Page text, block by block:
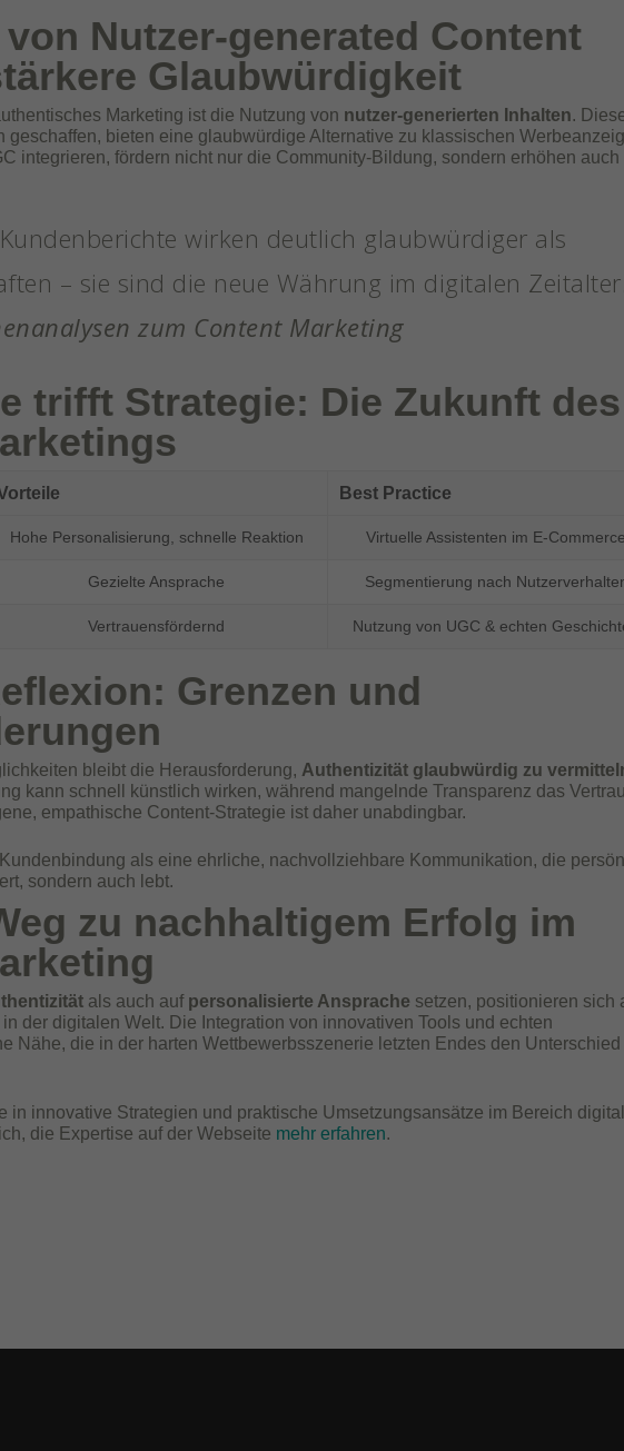
Nutzer-generated Content
Glaubwürdigkeit
Marketing ist die Nutzung von nutzer-generierten Inhalten.
geschaffen, bieten eine glaubwürdige Alternative zu klassischen
integrieren, fördern nicht nur die Community-Bildung, sondern erhöhen auch
wirken deutlich glaubwürdiger als
– sie sind die neue Währung im digitalen
zum Content Marketing
trifft Strategie: Die Zukunft des
Best Practice
Hohe Personalisierung, schnelle Reaktion Virtuelle Assistenten im E-Commerce
Gezielte Ansprache Segmentierung nach
Vertrauensfördernd Nutzung von UGC & echten
Grenzen und
bleibt die Herausforderung, Authentizität glaubwürdig zu
kann schnell künstlich wirken, während mangelnde Transparenz das
empathische Content-Strategie ist daher unabdingbar.
als eine ehrliche, nachvollziehbare Kommunikation, die
sondern auch lebt.
zu nachhaltigem Erfolg im
als auch auf personalisierte Ansprache setzen, positionieren sich
der digitalen Welt. Die Integration von innovativen Tools und echten
Nähe, die in der harten Wettbewerbsszenerie letzten Endes den Unterschied
in innovative Strategien und praktische Umsetzungsansätze im Bereich
die Expertise auf der Webseite mehr erfahren.